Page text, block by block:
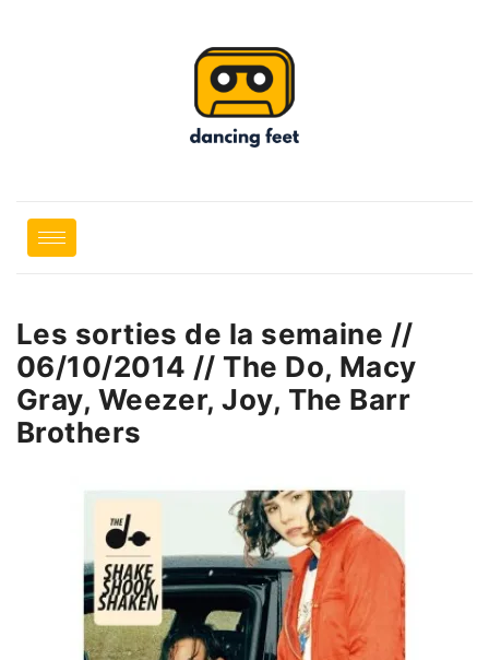
Les sorties de la semaine //
06/10/2014 // The Do, Macy
Gray, Weezer, Joy, The Barr
Brothers